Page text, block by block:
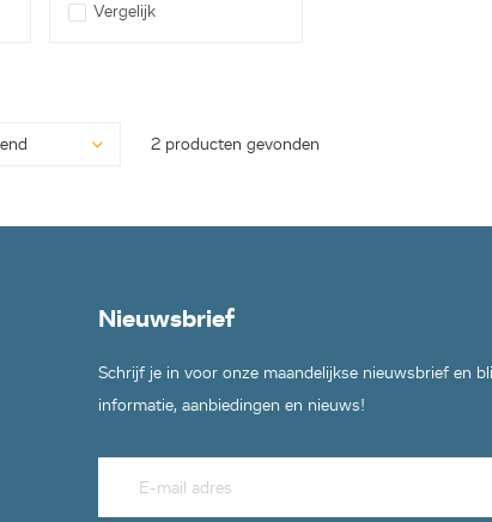
Vergelijk
2 producten gevonden
Nieuwsbrief
Schrijf je in voor onze maandelijkse nieuwsbrief en
informatie, aanbiedingen en nieuws!